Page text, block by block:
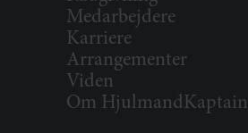
Medarbejdere
Karriere
Arrangementer
Viden
Om HjulmandKaptain